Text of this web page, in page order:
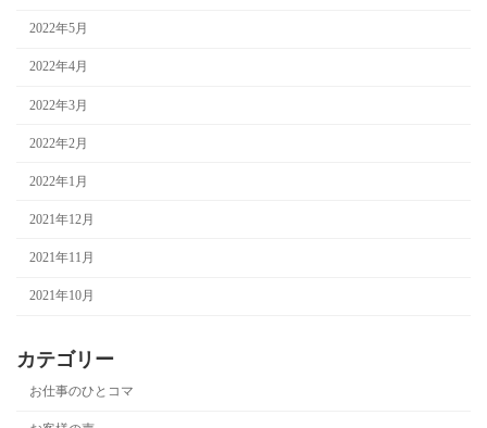
2022年5月
2022年4月
2022年3月
2022年2月
2022年1月
2021年12月
2021年11月
2021年10月
カテゴリー
お仕事のひとコマ